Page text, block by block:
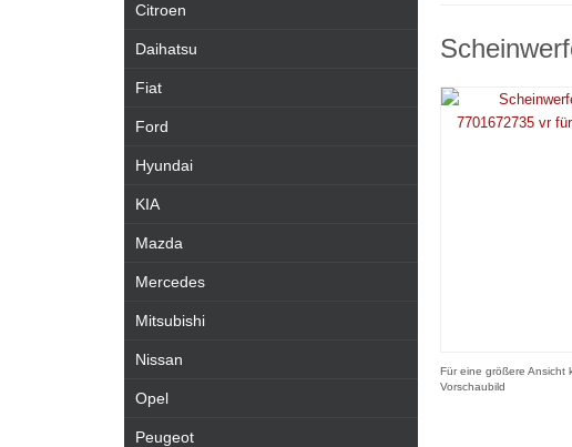
Für eine größere Ansicht
Vorschaubild
Citroen
Daihatsu
Fiat
Ford
Hyundai
KIA
Mazda
Mercedes
Mitsubishi
Nissan
Opel
Peugeot